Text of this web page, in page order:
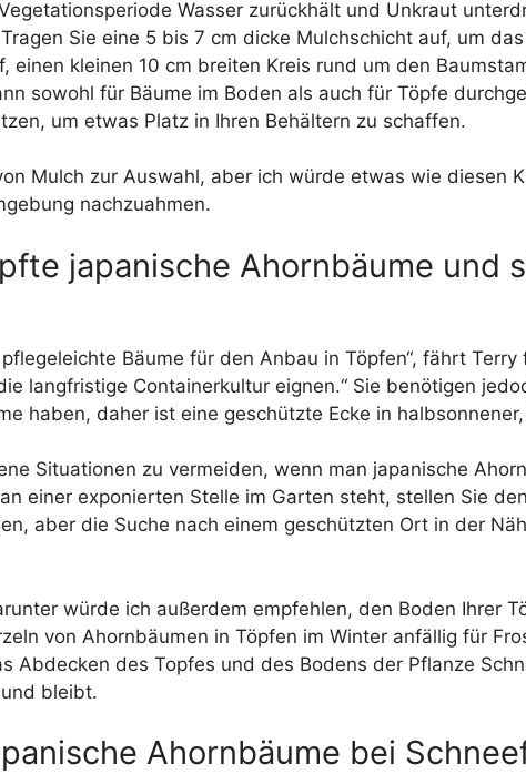
Wasser zurückhält und Unkraut
Sie eine 5 bis 7 cm dicke Mulchschicht auf, um
einen kleinen 10 cm breiten Kreis rund um den
sowohl für Bäume im Boden als auch für Töpfe
um etwas Platz in Ihren Behältern zu schaffen.
Mulch zur Auswahl, aber ich würde etwas wie diesen
nachzuahmen.
japanische Ahornbäume und
Bäume für den Anbau in Töpfen“, fährt
langfristige Containerkultur eignen.“ Sie benötigen
haben, daher ist eine geschützte Ecke in
Situationen zu vermeiden, wenn man japanische
einer exponierten Stelle im Garten steht, stellen Sie
aber die Suche nach einem geschützten Ort in der
würde ich außerdem empfehlen, den Boden Ihrer
von Ahornbäumen in Töpfen im Winter anfällig für
Abdecken des Topfes und des Bodens der Pflanze
bleibt.
Ahornbäume bei